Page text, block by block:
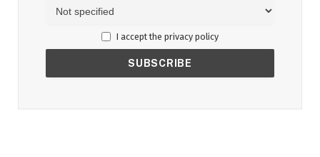
I accept the privacy policy